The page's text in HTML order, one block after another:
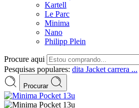
Kartell
Le Parc
Minima
Nano
Philipp Plein
Procure aqui
Pesquisas populares: dita Jacket carrera ...
Procurar